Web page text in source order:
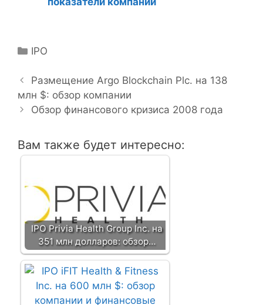
Р
б
р
и
IPO
а
в
и
а
ц
с
Размещение Argo Blockchain Plc. на 138
млн $: обзор компании
Обзор финансового кризиса 2008 года
Вам также будет интересно:
IPO Privia Health Group Inc. на
351 млн долларов: обзор…